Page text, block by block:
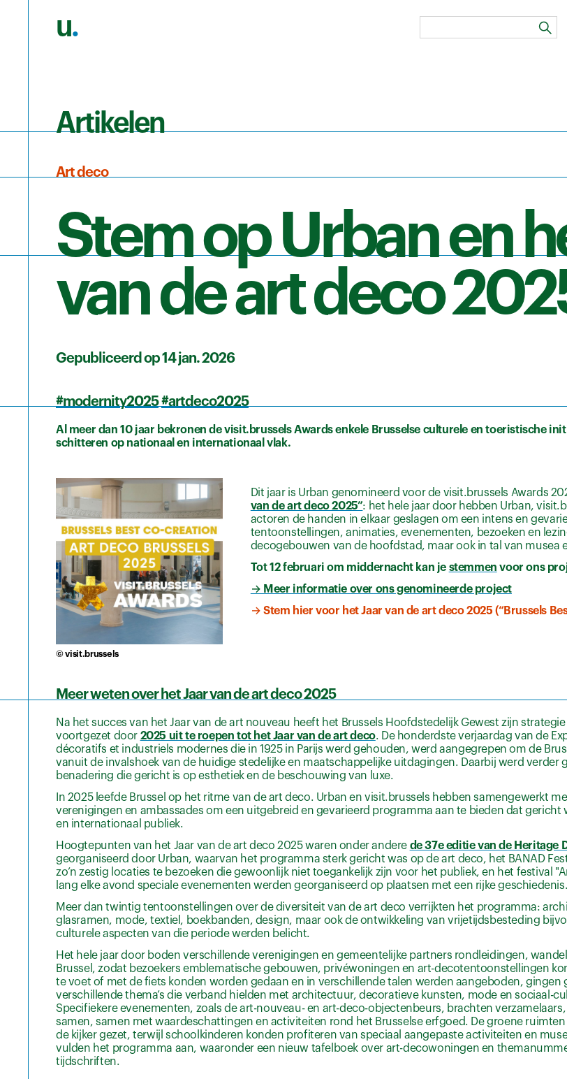
u.
Artikelen
Art deco
Stem op Urban en
van de art deco
Gepubliceerd op 14 jan. 2026
#modernity2025 #artdeco2025
Al meer dan 10 jaar bekronen de visit.brussels Awards enkele Brusselse culturele en toeristische
schitteren op nationaal en internationaal vlak.
© visit.brussels
Dit jaar is Urban genomineerd voor de visit.brussels Awards
van de art deco 2025”: het hele jaar door hebben Urban,
actoren de handen in elkaar geslagen om een intens en
tentoonstellingen, animaties, evenementen, bezoeken en
decogebouwen van de hoofdstad, maar ook in tal van musea
Tot 12 februari om middernacht kan je stemmen voor ons
→ Meer informatie over ons genomineerde project
→ Stem hier voor het Jaar van de art deco 2025 (“Brussels
Meer weten over het Jaar van de art deco 2025
Na het succes van het Jaar van de art nouveau heeft het Brussels Hoofdstedelijk Gewest zijn
voortgezet door 2025 uit te roepen tot het Jaar van de art deco. De honderdste verjaardag van de
décoratifs et industriels modernes die in 1925 in Parijs werd gehouden, werd aangegrepen om de
vanuit de invalshoek van de huidige stedelijke en maatschappelijke uitdagingen. Daarbij werd verder
benadering die gericht is op esthetiek en de beschouwing van luxe.
In 2025 leefde Brussel op het ritme van de art deco. Urban en visit.brussels hebben samengewerkt
verenigingen en ambassades om een uitgebreid en gevarieerd programma aan te bieden dat gericht
en internationaal publiek.
Hoogtepunten van het Jaar van de art deco 2025 waren onder andere de 37e editie van de Heritage
georganiseerd door Urban, waarvan het programma sterk gericht was op de art deco, het BANAD
zo’n zestig locaties te bezoeken die gewoonlijk niet toegankelijk zijn voor het publiek, en het festival
lang elke avond speciale evenementen werden georganiseerd op plaatsen met een rijke geschiedenis.
Meer dan twintig tentoonstellingen over de diversiteit van de art deco verrijkten het programma:
glasramen, mode, textiel, boekbanden, design, maar ook de ontwikkeling van vrijetijdsbesteding
culturele aspecten van die periode werden belicht.
Het hele jaar door boden verschillende verenigingen en gemeentelijke partners rondleidingen,
Brussel, zodat bezoekers emblematische gebouwen, privéwoningen en art-decotentoonstellingen
te voet of met de fiets konden worden gedaan en in verschillende talen werden aangeboden, gingen
verschillende thema’s die verband hielden met architectuur, decoratieve kunsten, mode en sociaal-
Specifiekere evenementen, zoals de art-nouveau- en art-deco-objectenbeurs, brachten
samen, samen met waardeschattingen en activiteiten rond het Brusselse erfgoed. De groene
de kijker gezet, terwijl schoolkinderen konden profiteren van speciaal aangepaste activiteiten en
vulden het programma aan, waaronder een nieuw tafelboek over art-decowoningen en
tijdschriften.